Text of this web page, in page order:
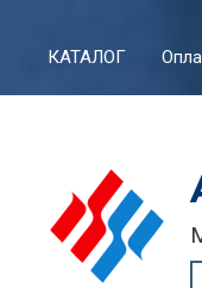
КАТАЛОГ